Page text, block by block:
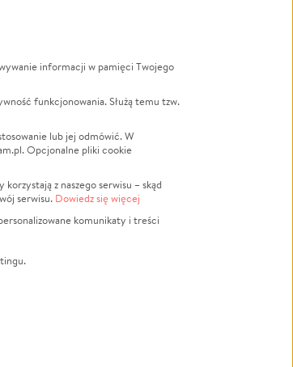
LGBTQ+
Powódź
Wichura
Religia
Edukacja
informacji w pamięci Twojego
funkcjonowania. Służą temu tzw.
lub jej odmówić. W
Opcjonalne pliki cookie
z naszego serwisu – skąd
serwisu. Dowiedz się więcej
komunikaty i treści